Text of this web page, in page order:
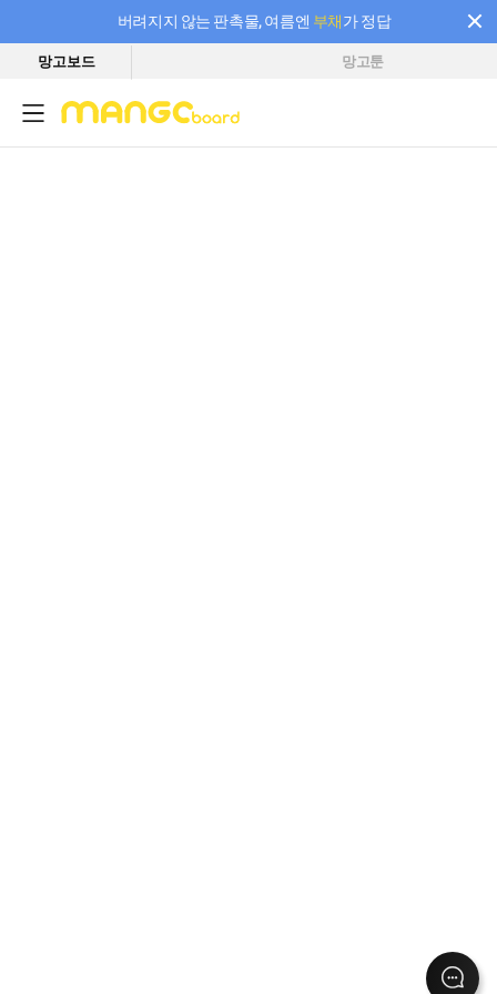
버려지지 않는 판촉물, 여름엔 부채가 정답
필요한 만큼 충전하고 끊김 없이 작업하세요! 새로워진 AI 부스터 요금제
망고보드 망고툰